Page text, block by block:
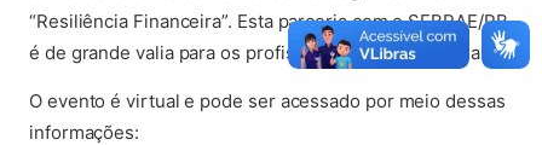
“Resiliência Financeira”. Esta parceria com o SEBRAE/PB
é de grande valia para os profissionais da Engenharia.
O evento é virtual e pode ser acessado por meio dessas
informações: